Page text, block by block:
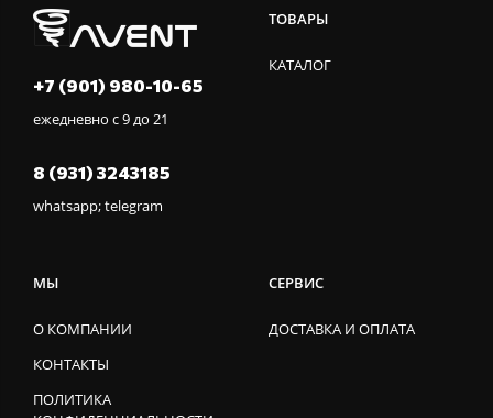
+7 (901) 980-10-65
ежедневно с 9 до 21
8 (931) 3243185
whatsapp; telegram
ТОВАРЫ
КАТАЛОГ
МЫ
О КОМПАНИИ
КОНТАКТЫ
ПОЛИТИКА
СЕРВИС
ДОСТАВКА И ОПЛАТА